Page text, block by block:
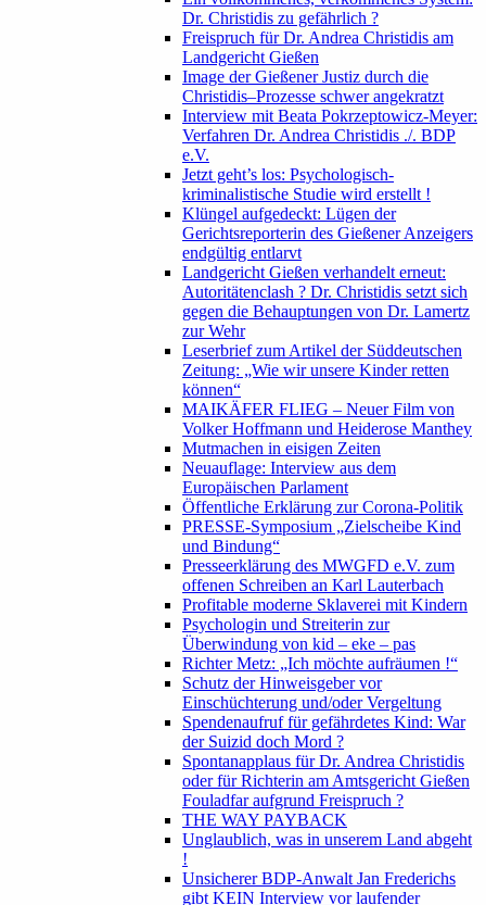
Dr. Christidis zu gefährlich ?
Freispruch für Dr. Andrea Christidis am
Landgericht Gießen
Image der Gießener Justiz durch die
Christidis–Prozesse schwer angekratzt
Interview mit Beata Pokrzeptowicz-Meyer:
Verfahren Dr. Andrea Christidis ./. BDP
e.V.
Jetzt geht’s los: Psychologisch-
kriminalistische Studie wird erstellt !
Klüngel aufgedeckt: Lügen der
Gerichtsreporterin des Gießener Anzeigers
endgültig entlarvt
Landgericht Gießen verhandelt erneut:
Autoritätenclash ? Dr. Christidis setzt sich
gegen die Behauptungen von Dr. Lamertz
zur Wehr
Leserbrief zum Artikel der Süddeutschen
Zeitung: „Wie wir unsere Kinder retten
können“
MAIKÄFER FLIEG – Neuer Film von
Volker Hoffmann und Heiderose Manthey
Mutmachen in eisigen Zeiten
Neuauflage: Interview aus dem
Europäischen Parlament
Öffentliche Erklärung zur Corona-Politik
PRESSE-Symposium „Zielscheibe Kind
und Bindung“
Presseerklärung des MWGFD e.V. zum
offenen Schreiben an Karl Lauterbach
Profitable moderne Sklaverei mit Kindern
Psychologin und Streiterin zur
Überwindung von kid – eke – pas
Richter Metz: „Ich möchte aufräumen !“
Schutz der Hinweisgeber vor
Einschüchterung und/oder Vergeltung
Spendenaufruf für gefährdetes Kind: War
der Suizid doch Mord ?
Spontanapplaus für Dr. Andrea Christidis
oder für Richterin am Amtsgericht Gießen
Fouladfar aufgrund Freispruch ?
THE WAY PAYBACK
Unglaublich, was in unserem Land abgeht
!
Unsicherer BDP-Anwalt Jan Frederichs
gibt KEIN Interview vor laufender